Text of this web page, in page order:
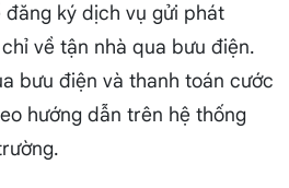
ký dịch vụ gửi phát
về tận nhà qua bưu điện.
bưu điện và thanh toán cước
hướng dẫn trên hệ thống